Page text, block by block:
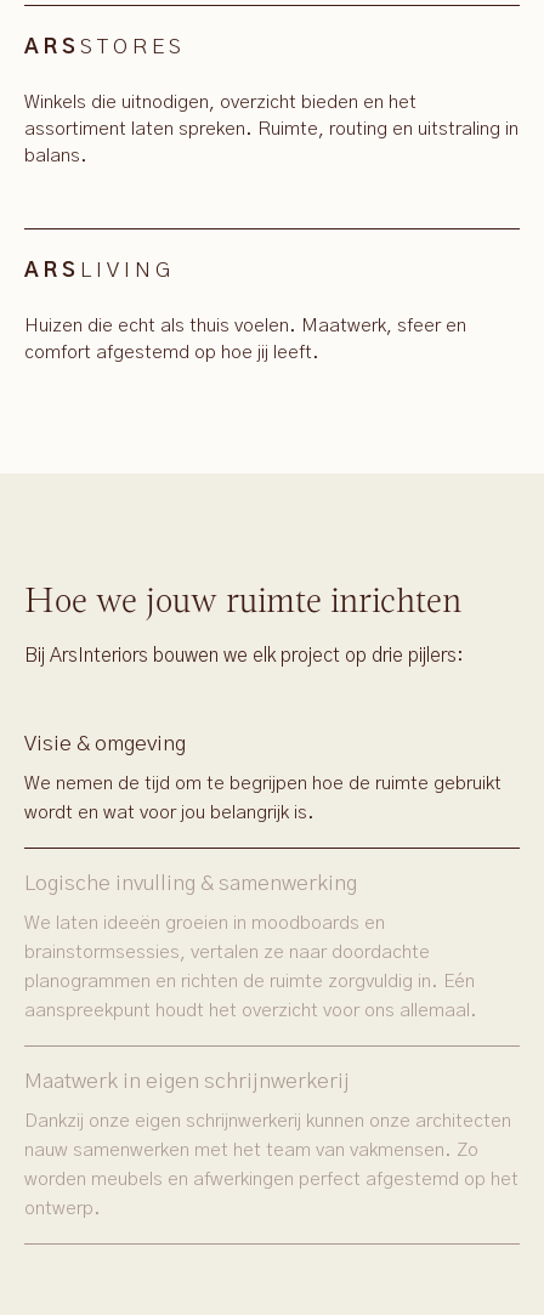
ARS STORES
Winkels die uitnodigen, overzicht bieden en het
assortiment laten spreken. Ruimte, routing en uitstraling in
balans.
ARS LIVING
Huizen die echt als thuis voelen. Maatwerk, sfeer en
comfort afgestemd op hoe jij leeft.
Hoe we jouw ruimte inrichten
Bij ArsInteriors bouwen we elk project op drie pijlers:
Visie & omgeving
We nemen de tijd om te begrijpen hoe de ruimte gebruikt
wordt en wat voor jou belangrijk is.
Logische invulling & samenwerking
We laten ideeën groeien in moodboards en
brainstormsessies, vertalen ze naar doordachte
planogrammen en richten de ruimte zorgvuldig in. Eén
aanspreekpunt houdt het overzicht voor ons allemaal.
Maatwerk in eigen schrijnwerkerij
Dankzij onze eigen schrijnwerkerij kunnen onze architecten
nauw samenwerken met het team van vakmensen. Zo
worden meubels en afwerkingen perfect afgestemd op het
ontwerp.